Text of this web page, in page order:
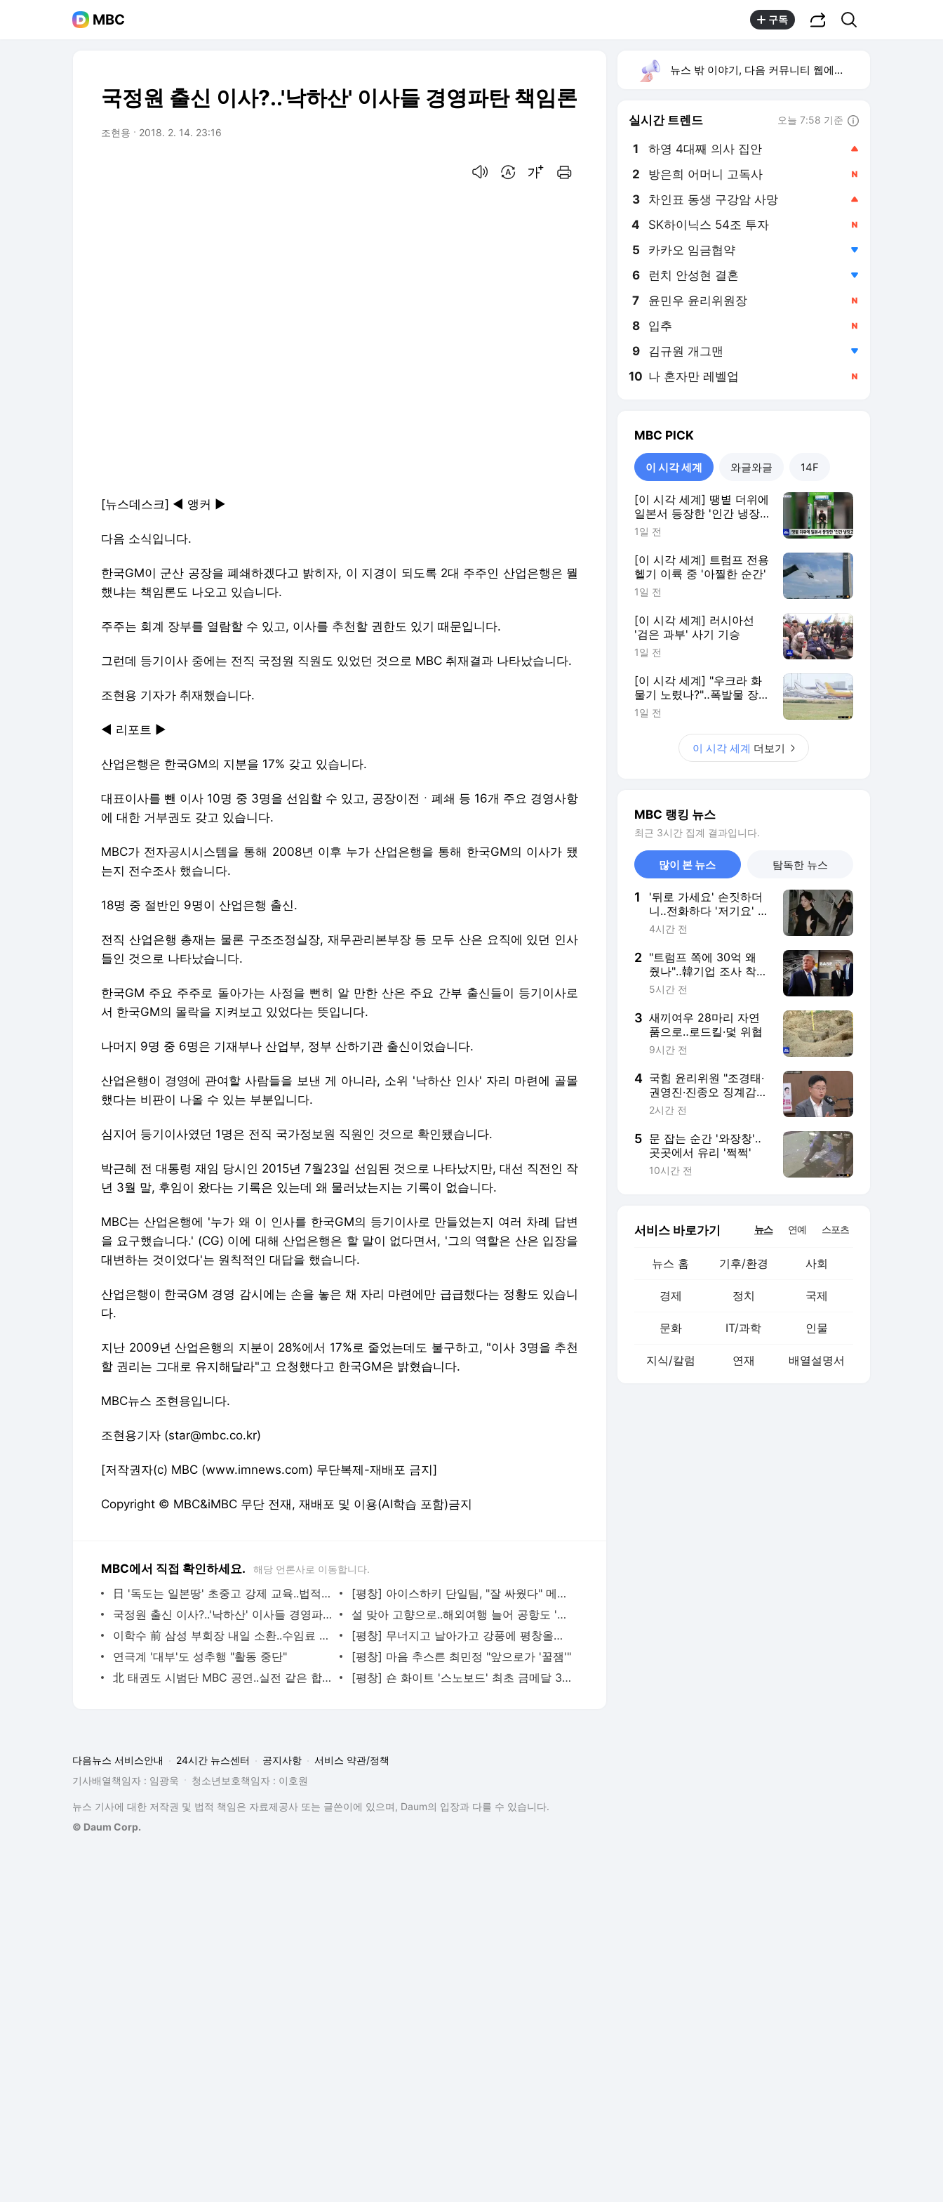
MBC 구독
국정원 출신 이사?..'낙하산' 이사들 경영파탄 책임론
조현용 2018. 2. 14. 23:16
[뉴스데스크] ◀ 앵커 ▶
다음 소식입니다.
한국GM이 군산 공장을 폐쇄하겠다고 밝히자, 이 지경이 되도록 2대 주주인 산업은행은 뭘
했냐는 책임론도 나오고 있습니다.
주주는 회계 장부를 열람할 수 있고, 이사를 추천할 권한도 있기 때문입니다.
그런데 등기이사 중에는 전직 국정원 직원도 있었던 것으로 MBC 취재결과 나타났습니다.
조현용 기자가 취재했습니다.
◀ 리포트 ▶
산업은행은 한국GM의 지분을 17% 갖고 있습니다.
대표이사를 뺀 이사 10명 중 3명을 선임할 수 있고, 공장이전ㆍ폐쇄 등 16개 주요 경영사항
에 대한 거부권도 갖고 있습니다.
MBC가 전자공시시스템을 통해 2008년 이후 누가 산업은행을 통해 한국GM의 이사가 됐
는지 전수조사 했습니다.
18명 중 절반인 9명이 산업은행 출신.
전직 산업은행 총재는 물론 구조조정실장, 재무관리본부장 등 모두 산은 요직에 있던 인사
들인 것으로 나타났습니다.
한국GM 주요 주주로 돌아가는 사정을 뻔히 알 만한 산은 주요 간부 출신들이 등기이사로
서 한국GM의 몰락을 지켜보고 있었다는 뜻입니다.
나머지 9명 중 6명은 기재부나 산업부, 정부 산하기관 출신이었습니다.
산업은행이 경영에 관여할 사람들을 보낸 게 아니라, 소위 '낙하산 인사' 자리 마련에 골몰
했다는 비판이 나올 수 있는 부분입니다.
심지어 등기이사였던 1명은 전직 국가정보원 직원인 것으로 확인됐습니다.
박근혜 전 대통령 재임 당시인 2015년 7월23일 선임된 것으로 나타났지만, 대선 직전인 작
년 3월 말, 후임이 왔다는 기록은 있는데 왜 물러났는지는 기록이 없습니다.
MBC는 산업은행에 '누가 왜 이 인사를 한국GM의 등기이사로 만들었는지 여러 차례 답변
을 요구했습니다.' (CG) 이에 대해 산업은행은 할 말이 없다면서, '그의 역할은 산은 입장을
대변하는 것이었다'는 원칙적인 대답을 했습니다.
산업은행이 한국GM 경영 감시에는 손을 놓은 채 자리 마련에만 급급했다는 정황도 있습니
다.
지난 2009년 산업은행의 지분이 28%에서 17%로 줄었는데도 불구하고, "이사 3명을 추천
할 권리는 그대로 유지해달라"고 요청했다고 한국GM은 밝혔습니다.
MBC뉴스 조현용입니다.
조현용기자 (star@mbc.co.kr)
[저작권자(c) MBC (www.imnews.com) 무단복제-재배포 금지]
Copyright © MBC&iMBC 무단 전재, 재배포 및 이용(AI학습 포함)금지
MBC에서 직접 확인하세요. 해당 언론사로 이동합니다.
日 '독도는 일본땅' 초중고 강제 교육..법적 근거 완성
[평창] 아이스하키 단일팀, "잘 싸웠다" 메달만큼 값진 '첫 골'
국정원 출신 이사?..'낙하산' 이사들 경영파탄 책임론
설 맞아 고향으로..해외여행 늘어 공항도 '북적'
이학수 前 삼성 부회장 내일 소환..수임료 대납 조사
[평창] 무너지고 날아가고 강풍에 평창올림픽 '휘청'
연극계 '대부'도 성추행 "활동 중단"
[평창] 마음 추스른 최민정 "앞으로가 '꿀잼'"
北 태권도 시범단 MBC 공연..실전 같은 합동시범
[평창] 숀 화이트 '스노보드' 최초 금메달 3개 획득 경기 영상
뉴스 밖 이야기, 다음 커뮤니티 웹에서 보기
실시간 트렌드 오늘 7:58 기준
1 하영 4대째 의사 집안
2 방은희 어머니 고독사
3 차인표 동생 구강암 사망
4 SK하이닉스 54조 투자
5 카카오 임금협약
6 런치 안성현 결혼
7 윤민우 윤리위원장
8 입추
9 김규원 개그맨
10 나 혼자만 레벨업
MBC PICK
이 시각 세계 와글와글 14F
[이 시각 세계] 땡볕 더위에
일본서 등장한 '인간 냉장
고'
1일 전
[이 시각 세계] 트럼프 전용
헬기 이륙 중 '아찔한 순간'
1일 전
[이 시각 세계] 러시아선
'검은 과부' 사기 기승
1일 전
[이 시각 세계] "우크라 화
물기 노렸나?"‥폭발물 장
착 드론 발견
1일 전
이 시각 세계 더보기
MBC 랭킹 뉴스
최근 3시간 집계 결과입니다.
많이 본 뉴스 탐독한 뉴스
1
'뒤로 가세요' 손짓하더
니‥전화하다 '저기요' 급
반전
4시간 전
2 "트럼프 쪽에 30억 왜
줬나"‥韓기업 조사 착수
'술렁'
5시간 전
3 새끼여우 28마리 자연
품으로‥로드킬·덫 위협
9시간 전
4 국힘 윤리위원 "조경태·
권영진·진종오 징계감‥
위원장이 발표하면 믿겠
2시간 전
5 문 잡는 순간 '와장창'‥
곳곳에서 유리 '쩍쩍'
10시간 전
서비스 바로가기 뉴스 연예 스포츠
뉴스 홈 기후/환경 사회
경제 정치 국제
문화 IT/과학 인물
지식/칼럼 연재 배열설명서
다음뉴스 서비스안내 24시간 뉴스센터 공지사항
서비스 약관/정책
기사배열책임자 : 임광욱
청소년보호책임자 : 이호원
뉴스 기사에 대한 저작권 및 법적 책임은 자료제공사 또는 글쓴이에 있으며, Daum의 입장과 다를 수 있습니다.
© Daum Corp.